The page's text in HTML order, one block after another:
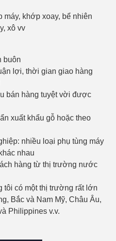
máy, khớp xoay, bể nhiên
xô vv
buôn
lợi, thời gian giao hàng
bán hàng tuyệt vời được
xuất khẩu gỗ hoặc theo
nhiều loại phụ tùng máy
nhau
hàng từ thị trường nước
tôi có một thị trường rất lớn
Bắc và Nam Mỹ, Châu Âu,
Philippines v.v.